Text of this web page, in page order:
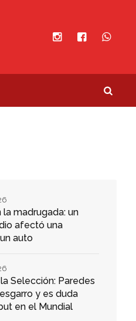
la madrugada: un
afectó una
auto
Selección: Paredes
y es duda
en el Mundial